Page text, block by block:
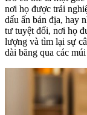
nơi họ được trải
dấu ấn bản địa, hay
tư tuyệt đối, nơi họ
lượng và tìm lại sự
dài băng qua các